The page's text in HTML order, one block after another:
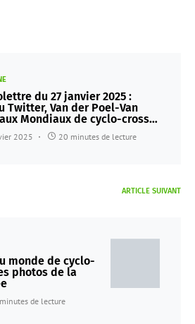
du 27 janvier 2025 :
Twitter, Van der Poel-Van
Mondiaux de cyclo-cross…
2025 20 minutes de lecture
ARTICLE SUIVANT
monde de cyclo-
photos de la
de lecture